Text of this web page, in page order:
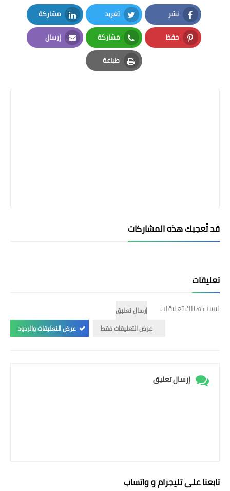
نشر
Facebook
تغريد
Twitter
مشاركة
LinkedIn
حفظ
Pinterest
مشاركة
Whatsapp
إرسال
Email
طباعة
Print
قد تُعجبك هذه المشاركات
تعليقات
ليست هناك تعليقات
إرسال تعليق
عرض التعليقات فقط
عرض التعليقات والردود
إرسال تعليق
تابعنا على تليجرام و واتساب